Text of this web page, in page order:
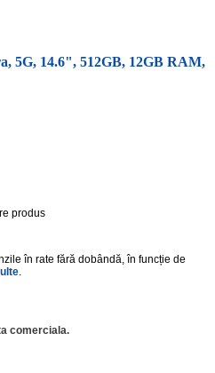
5G, 14.6", 512GB, 12GB RAM,
produs
în rate fără dobândă, în funcție de
.
comerciala.